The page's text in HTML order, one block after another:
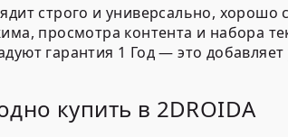
строго и универсально,
просмотра контента и набора
гарантия 1 Год— это добавляет
купить в 2DROIDA